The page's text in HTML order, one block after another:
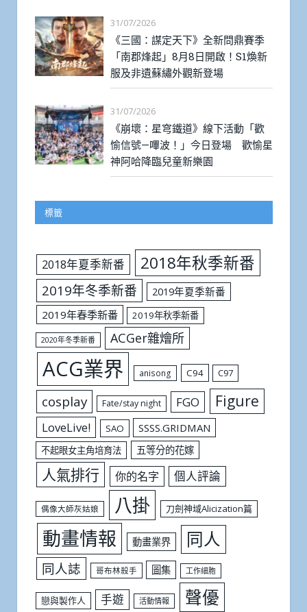
31/07/2026
《三國：謀定天下》全新問鼎賽季
「南郡烽起」8月8日開啟！S1煥新
服及非遺蘇繡外觀新登場
31/07/2026
《崩壞：星穹鐵道》線下活動「歡
愉信號—嗶波！」今日登場 歡愉星
神阿哈降臨兒童新樂園
標籤
2018年夏季新番 2018年秋季新番
2019年冬季新番
2019年夏季新番
2019年春季新番
2019年秋季新番
2020年冬季新番 ACGer雜燴所
ACG業界 anisong C94 C97
cosplay Fate/stay night FGO Figure
LoveLive! SAO SSSS.GRIDMAN
不起眼女主角培育法 五等分的花嫁
人氣排行 你的名字 個人評論
偶像大師灰姑娘 八掛 刀劍神域Alicization篇
動畫情報 動畫業界 同人
同人誌 哥布林殺手 圖集 工作細胞
戀與製作人 手遊 活動情報 聲優